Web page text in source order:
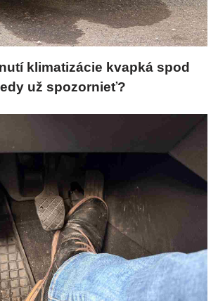
klimatizácie kvapká spod
už spozornieť?